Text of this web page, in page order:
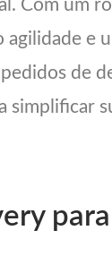
Com um
e
de